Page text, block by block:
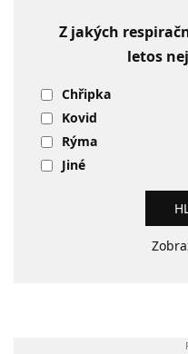
Z jakých
letos
Chřipka
Kovid
Rýma
Jiné